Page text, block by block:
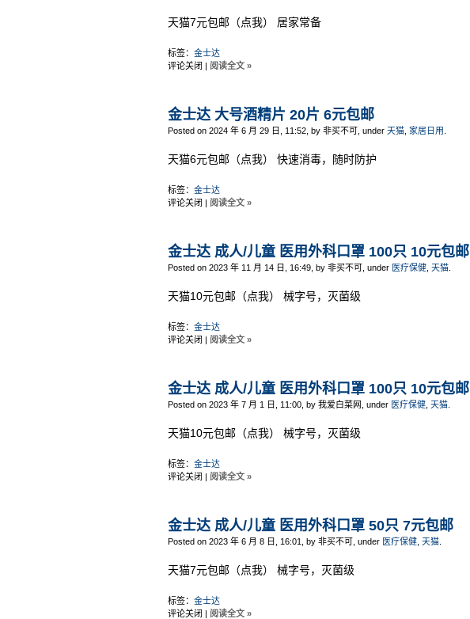
天猫7元包邮（点我） 居家常备
标签： 金士达
评论关闭 | 阅读全文 »
金士达 大号酒精片 20片 6元包邮
Posted on 2024 年 6 月 29 日, 11:52, by 非买不可, under 天猫 家居日用
天猫6元包邮（点我） 快速消毒，随时防护
标签： 金士达
评论关闭 | 阅读全文 »
金士达 成人/儿童 医用外科口罩 100只 10元包邮
Posted on 2023 年 11 月 14 日, 16:49, by 非买不可, under 医疗保健 天猫
天猫10元包邮（点我） 械字号，灭菌级
标签： 金士达
评论关闭 | 阅读全文 »
金士达 成人/儿童 医用外科口罩 100只 10元包邮
Posted on 2023 年 7 月 1 日, 11:00, by 我爱白菜网, under 医疗保健 天猫
天猫10元包邮（点我） 械字号，灭菌级
标签： 金士达
评论关闭 | 阅读全文 »
金士达 成人/儿童 医用外科口罩 50只 7元包邮
Posted on 2023 年 6 月 8 日, 16:01, by 非买不可, under 医疗保健 天猫
天猫7元包邮（点我） 械字号，灭菌级
标签： 金士达
评论关闭 | 阅读全文 »